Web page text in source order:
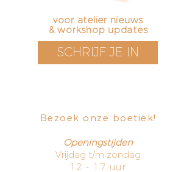
voor atelier nieuws
& workshop updates
SCHRIJF JE IN
Bezoek onze boetiek​!
Openingstijden
Vrijdag t/m zondag
12 - 17 uur